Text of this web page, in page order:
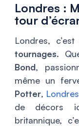
Londres :
tour
Londres,
tournages.
Bond,
même un
Potter, Londres
de décors
britannique,